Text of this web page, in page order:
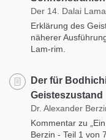
Der 14. Dalai Lama
Erklärung des
näherer
Lam-rim.
Der für
Geisteszustand
Dr. Alexander
Kommentar zu
Berzin - Teil 1 von 7